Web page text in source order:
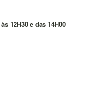
12H30 e das 14H00